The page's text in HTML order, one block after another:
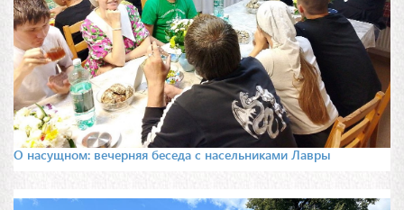
О насущном: вечерняя беседа с насельниками Лавры